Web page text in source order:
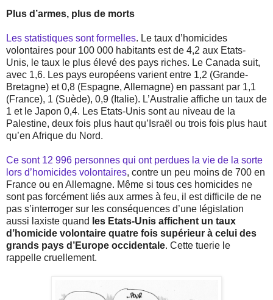
Plus d’armes, plus de morts
Les statistiques sont formelles. Le taux d’homicides
volontaires pour 100 000 habitants est de 4,2 aux Etats-
Unis, le taux le plus élevé des pays riches. Le Canada suit,
avec 1,6. Les pays européens varient entre 1,2 (Grande-
Bretagne) et 0,8 (Espagne, Allemagne) en passant par 1,1
(France), 1 (Suède), 0,9 (Italie). L’Australie affiche un taux de
1 et le Japon 0,4. Les Etats-Unis sont au niveau de la
Palestine, deux fois plus haut qu’Israël ou trois fois plus haut
qu’en Afrique du Nord.
Ce sont 12 996 personnes qui ont perdues la vie de la sorte
lors d’homicides volontaires, contre un peu moins de 700 en
France ou en Allemagne. Même si tous ces homicides ne
sont pas forcément liés aux armes à feu, il est difficile de ne
pas s’interroger sur les conséquences d’une législation
aussi laxiste quand les Etats-Unis affichent un taux
d’homicide volontaire quatre fois supérieur à celui des
grands pays d’Europe occidentale. Cette tuerie le
rappelle cruellement.